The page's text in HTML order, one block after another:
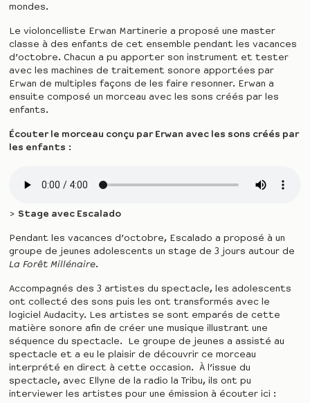
mondes.
Le violoncelliste Erwan Martinerie a proposé une master
classe à des enfants de cet ensemble pendant les vacances
d’octobre. Chacun a pu apporter son instrument et tester
avec les machines de traitement sonore apportées par
Erwan de multiples façons de les faire resonner. Erwan a
ensuite composé un morceau avec les sons créés par les
enfants.
Écouter le morceau conçu par Erwan avec les sons créés par
les enfants :
> Stage avec Escalado
Pendant les vacances d’octobre, Escalado a proposé à un
groupe de jeunes adolescents un stage de 3 jours autour de
La Forêt Millénaire.
Accompagnés des 3 artistes du spectacle, les adolescents
ont collecté des sons puis les ont transformés avec le
logiciel Audacity. Les artistes se sont emparés de cette
matière sonore afin de créer une musique illustrant une
séquence du spectacle. Le groupe de jeunes a assisté au
spectacle et a eu le plaisir de découvrir ce morceau
interprété en direct à cette occasion. À l’issue du
spectacle, avec Ellyne de la radio la Tribu, ils ont pu
interviewer les artistes pour une émission à écouter ici :